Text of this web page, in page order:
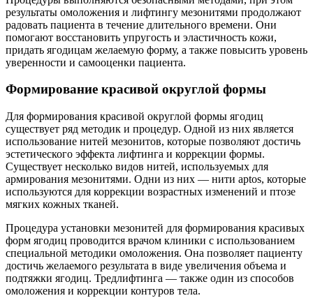
результаты омоложения и лифтингу мезонитями продолжают
радовать пациента в течение длительного времени. Они
помогают восстановить упругость и эластичность кожи,
придать ягодицам желаемую форму, а также повысить уровень
уверенности и самооценки пациента.
Формирование красивой округлой формы
Для формирования красивой округлой формы ягодиц
существует ряд методик и процедур. Одной из них является
использование нитей мезонитов, которые позволяют достичь
эстетического эффекта лифтинга и коррекции формы.
Существует несколько видов нитей, используемых для
армирования мезонитями. Одни из них — нити aptos, которые
используются для коррекции возрастных изменений и птозе
мягких кожных тканей.
Процедура установки мезонитей для формирования красивых
форм ягодиц проводится врачом клиники с использованием
специальной методики омоложения. Она позволяет пациенту
достичь желаемого результата в виде увеличения объема и
подтяжки ягодиц. Тредлифтинга — также один из способов
омоложения и коррекции контуров тела.